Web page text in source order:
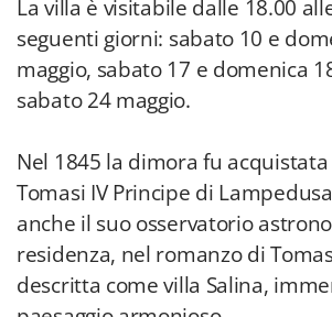
La villa è visitabile dalle 18.00
seguenti giorni: sabato 10 e
maggio, sabato 17 e domenica
sabato 24 maggio.
Nel 1845 la dimora fu
Tomasi IV Principe di
anche il suo osservatorio
residenza, nel romanzo di
descritta come villa Salina,